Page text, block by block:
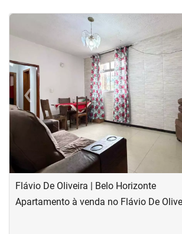
<
‹Previous
Flávio De Oliveira | Belo Horizonte
Apartamento à venda no Flávio De